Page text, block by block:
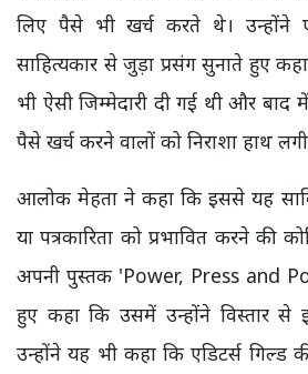
लिए पैसे भी खर्च करते थे। उन्होंने
साहित्यकार से जुड़ा प्रसंग सुनाते हुए
भी ऐसी जिम्मेदारी दी गई थी और
पैसे खर्च करने वालों को निराशा हाथ
आलोक मेहता ने कहा कि इससे यह
या पत्रकारिता को प्रभावित करने की
अपनी पुस्तक 'Power, Press and
हुए कहा कि उसमें उन्होंने विस्तार से
उन्होंने यह भी कहा कि एडिटर्स गिल्ड